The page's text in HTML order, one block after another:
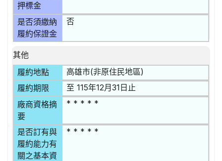
押標金
是否須繳納
履約保證金
否
其他
履約地點
高雄市(非原住民地區)
履約期限 至 115年12月31日止
廠商資格摘
要
* * * * *
是否訂有與
履約能力有
關之基本資
* * * * *